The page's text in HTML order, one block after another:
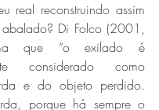
real reconstruindo assim
abalado? Di Folco (2001,
que “o exilado é
considerado como
e do objeto perdido.
porque há sempre o